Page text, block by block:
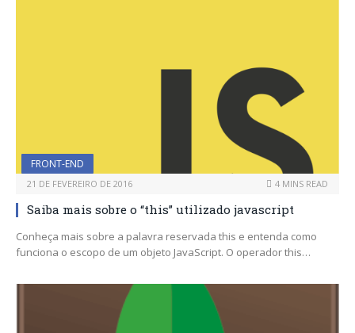
FRONT-END
21 DE FEVEREIRO DE 2016 4 MINS READ
Saiba mais sobre o “this” utilizado javascript
Conheça mais sobre a palavra reservada this e entenda como
funciona o escopo de um objeto JavaScript. O operador this…